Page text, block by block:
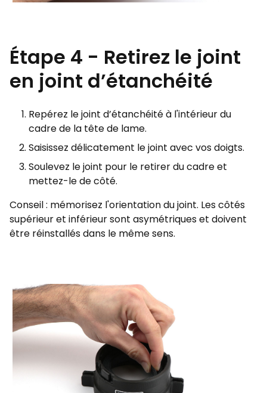
Étape 4 - Retirez le joint
en joint d’étanchéité
Repérez le joint d’étanchéité à l'intérieur du
cadre de la tête de lame.
Saisissez délicatement le joint avec vos doigts.
Soulevez le joint pour le retirer du cadre et
mettez-le de côté.
Conseil : mémorisez l'orientation du joint. Les côtés
supérieur et inférieur sont asymétriques et doivent
être réinstallés dans le même sens.